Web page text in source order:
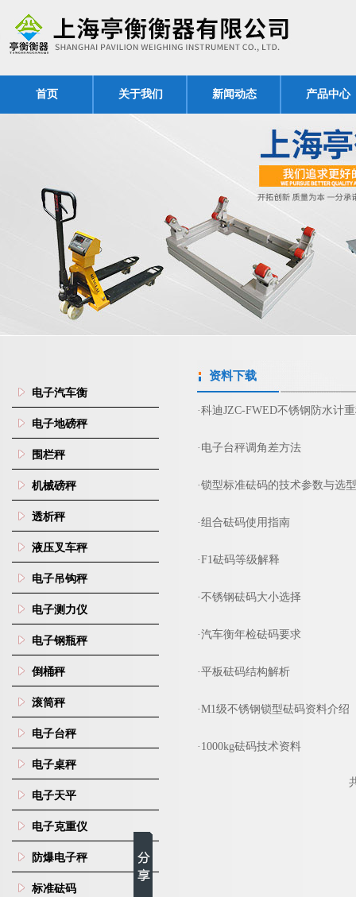
首页 关于我们 新闻动态 产品中心
电子汽车衡
电子地磅秤
围栏秤
机械磅秤
透析秤
液压叉车秤
电子吊钩秤
电子测力仪
电子钢瓶秤
倒桶秤
滚筒秤
电子台秤
电子桌秤
电子天平
电子克重仪
防爆电子秤
标准砝码
资料下载
·科迪JZC-FWED不锈钢防水计
· 电子台秤调角差方法
·锁型标准砝码的技术参数与选
·组合砝码使用指南
·F1砝码等级解释
·不锈钢砝码大小选择
·汽车衡年检砝码要求
·平板砝码结构解析
·M1级不锈钢锁型砝码资料介绍
· 1000kg砝码技术资料